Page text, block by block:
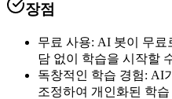
장점
무료 사용: AI 봇이 무료
담 없이 학습을 시작할
독창적인 학습 경험: AI
조정하여 개인화된 학